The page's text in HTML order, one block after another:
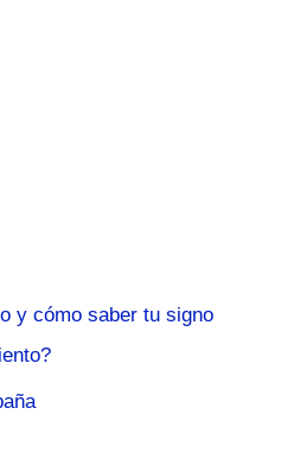
y cómo saber tu signo